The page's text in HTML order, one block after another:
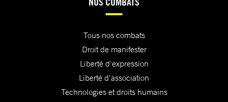
Tous nos combats
Droit de manifester
Liberté d'expression
Liberté d'association
Technologies et droits humains